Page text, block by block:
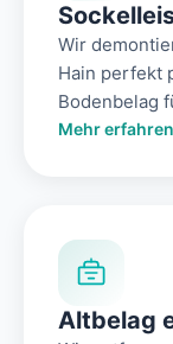
Wir
Hain perfekt
Bodenbelag
Mehr erfahren
Altbelag